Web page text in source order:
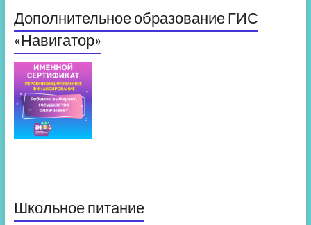
Дополнительное образование ГИС
«Навигатор»
Школьное питание